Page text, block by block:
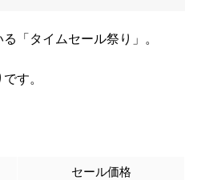
「タイムセール祭り」。
す。
セール価格